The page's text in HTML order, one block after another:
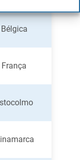
Bélgica
França